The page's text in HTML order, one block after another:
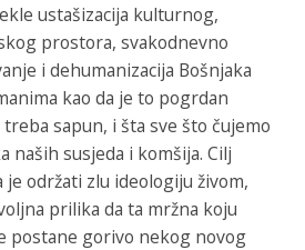
ustašizacija kulturnog,
prostora, svakodnevno
i dehumanizacija Bošnjaka
kao da je to pogrdan
sapun, i šta sve što čujemo
naših susjeda i komšija. Cilj
održati zlu ideologiju živom,
prilika da ta mržna koju
postane gorivo nekog novog